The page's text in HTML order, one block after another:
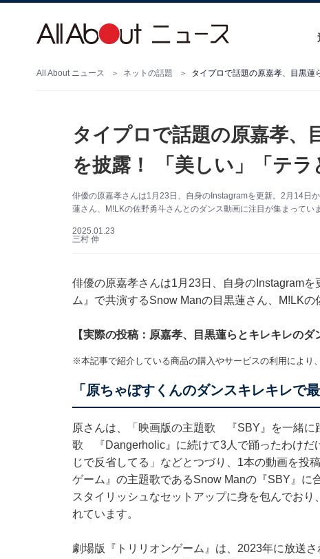
All About ニュース ネットの話題 タイプロで話題の原嘉孝、目黒蓮
タイプロで話題の原嘉孝、
を披露！ 「美しい」「テラ
俳優の原嘉孝さんは1月23日、自身のInstagramを更新。2月14日
蓮さん、M!LKの佐野勇斗さんとのダンス動画に注目が集まってい
2025.01.23
三村 伸
俳優の原嘉孝さんは1月23日、自身のInstagram
ム』で共演するSnow Manの目黒蓮さん、M!LK
【実際の投稿：原嘉孝、目黒蓮らとキレキレのダ
※本記事で紹介している商品の購入やサービスの利用により
「原ちゃぼすくんのダンスキレキレで最
原さんは、「映画版の主題歌 『SBY』を一緒
歌 『Dangerholic』に続けて3人で踊ったわけ
じで反省してる」などとつづり、1本の動画を投
ゲーム』の主題歌であるSnow Manの『SBY』に
スタイリッシュなセットアップに身を包んでお
れています。
劇場版『トリリオンゲーム』は、2023年に放送